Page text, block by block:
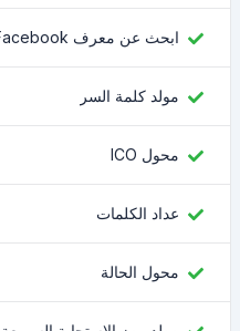
ابحث عن معرف Facebook
مولد كلمة السر
محول ICO
عداد الكلمات
محول الحالة